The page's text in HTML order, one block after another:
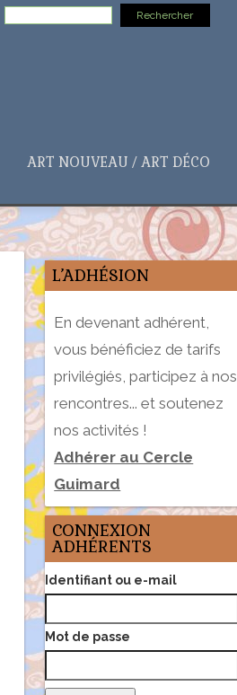
ART NOUVEAU / ART DÉCO
L’ADHÉSION
En devenant adhérent,
vous bénéficiez de tarifs
privilégiés, participez à nos
rencontres... et soutenez
nos activités !
Adhérer au Cercle
Guimard
CONNEXION
ADHÉRENTS
Identifiant ou e-mail
Mot de passe